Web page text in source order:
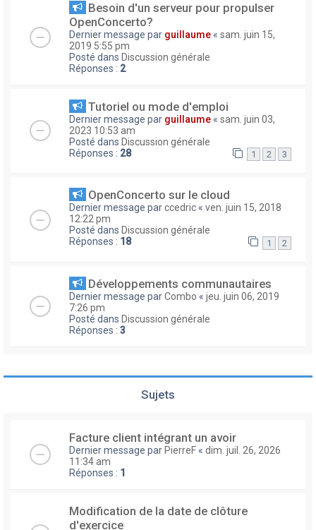
Besoin d'un serveur pour propulser
OpenConcerto?
Dernier message par guillaume « sam. juin 15,
2019 5:55 pm
Posté dans Discussion générale
Réponses : 2
Tutoriel ou mode d'emploi
Dernier message par guillaume « sam. juin 03,
2023 10:53 am
Posté dans Discussion générale
Réponses : 28 1 2 3
OpenConcerto sur le cloud
Dernier message parccedric « ven. juin 15, 2018
12:22 pm
Posté dans Discussion générale
Réponses : 18 1 2
Développements communautaires
Dernier message parCombo « jeu. juin 06, 2019
7:26 pm
Posté dans Discussion générale
Réponses : 3
Sujets
Facture client intégrant un avoir
Dernier message parPierreF « dim. juil. 26, 2026
11:34 am
Réponses : 1
Modification de la date de clôture
d'exercice